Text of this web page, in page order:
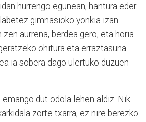
hurrengo egunean, hantura eder
gimnasioko yonkia izan
aurrena, berdea gero, eta horia
ohitura eta erraztasuna
ia sobera dago ulertuko duzuen
dut odola lehen aldiz. Nik
zorte txarra, ez nire berezko